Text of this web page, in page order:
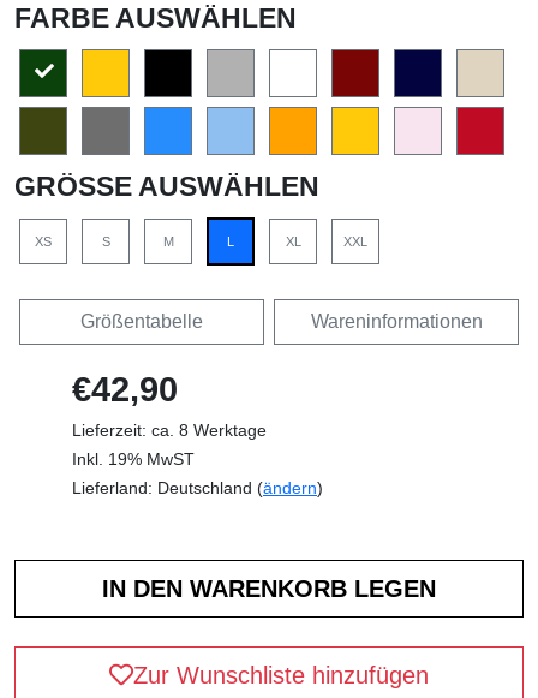
FARBE AUSWÄHLEN
GRÖSSE AUSWÄHLEN
XS S M L XL XXL
Größentabelle Wareninformationen
€42,90
Lieferzeit: ca. 8 Werktage
Inkl. 19% MwST
Lieferland: Deutschland (ändern)
Zur Wunschliste hinzufügen